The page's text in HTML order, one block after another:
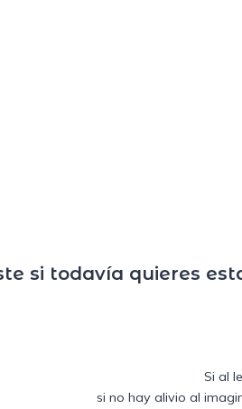
si todavía quieres
Si al
si no hay alivio al